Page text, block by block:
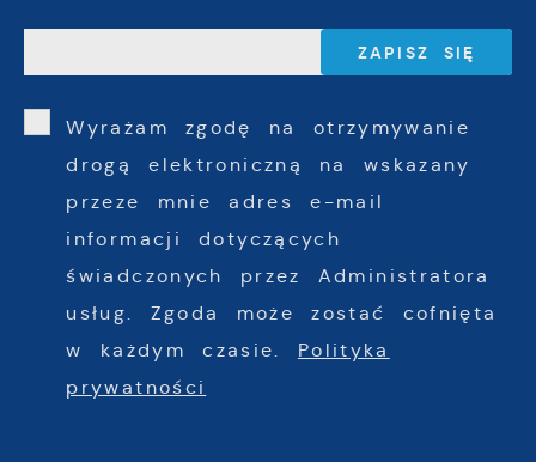
Wyrażam zgodę na otrzymywanie
drogą elektroniczną na wskazany
przeze mnie adres e-mail
informacji dotyczących
świadczonych przez Administratora
usług. Zgoda może zostać cofnięta
w każdym czasie. Polityka
prywatności